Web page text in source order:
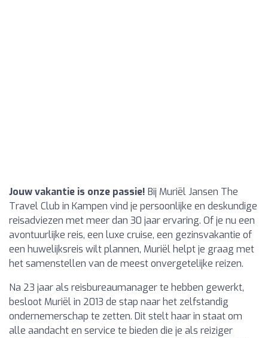
Jouw vakantie is onze passie! Bij Muriël Jansen The
Travel Club in Kampen vind je persoonlijke en deskundige
reisadviezen met meer dan 30 jaar ervaring. Of je nu een
avontuurlijke reis, een luxe cruise, een gezinsvakantie of
een huwelijksreis wilt plannen, Muriël helpt je graag met
het samenstellen van de meest onvergetelijke reizen.
Na 23 jaar als reisbureaumanager te hebben gewerkt,
besloot Muriël in 2013 de stap naar het zelfstandig
ondernemerschap te zetten. Dit stelt haar in staat om
alle aandacht en service te bieden die je als reiziger